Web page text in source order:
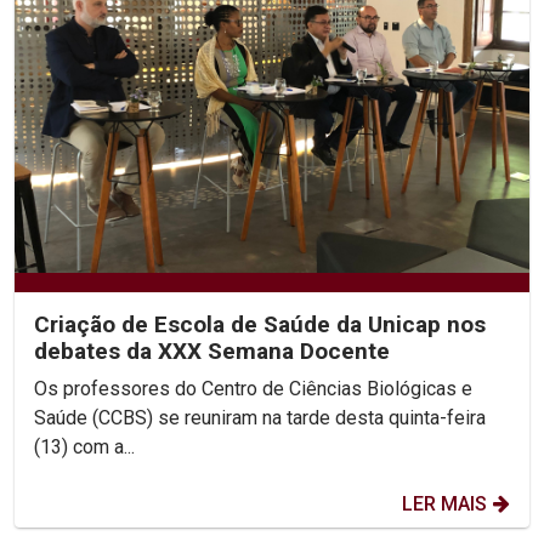
Criação de Escola de Saúde da Unicap nos
debates da XXX Semana Docente
Os professores do Centro de Ciências Biológicas e
Saúde (CCBS) se reuniram na tarde desta quinta-feira
(13) com a...
LER MAIS